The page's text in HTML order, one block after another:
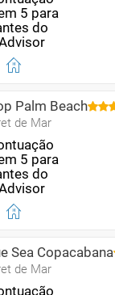
Palm Beach
de Mar
Sea Copacabana
de Mar